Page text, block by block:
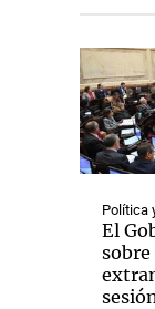
Política
El